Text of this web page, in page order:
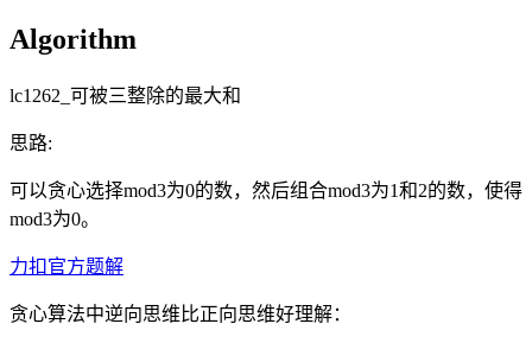
Algorithm
lc1262_可被三整除的最大和
思路:
可以贪心选择mod3为0的数，然后组合mod3为1和2的数，使得
mod3为0。
力扣官方题解
贪心算法中逆向思维比正向思维好理解：